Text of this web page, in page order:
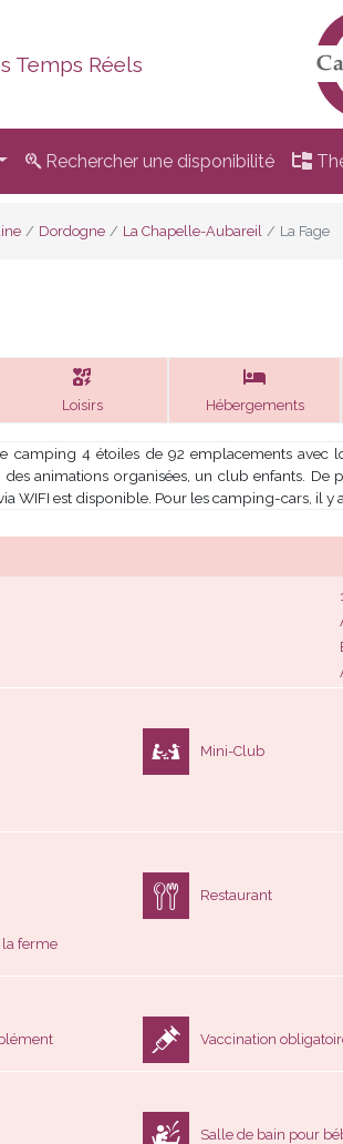
Temps Réels
Rechercher une disponibilité
Dordogne La Chapelle-Aubareil La Fage
Loisirs Hébergements
camping 4 étoiles de 92 emplacements
animations organisées, un club enfants.
WIFI est disponible. Pour les camping-cars, il
Mini-Club
Restaurant
ferme
Vaccination
Salle de bain pour